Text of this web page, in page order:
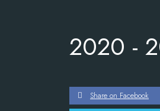
2020 -
Share on Facebook